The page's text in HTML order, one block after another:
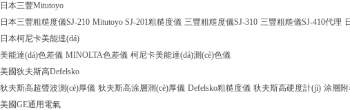
日本三豐Mitutoyo
日本三豐粗糙度儀SJ-210 Mitutoyo SJ-201粗糙度儀 三豐粗糙度儀SJ-310 三豐粗糙儀SJ-410代理
日本柯尼卡美能達(dá)
美能達(dá)色差儀 MINOLTA色差儀 柯尼卡美能達(dá)測(cè)色儀
美國狄夫斯高Defelsko
狄夫斯高超聲波測(cè)厚儀 狄夫斯高涂層測(cè)厚儀 Defelsko粗糙度儀 狄夫斯高硬度計(jì) 涂層附
美國GE通用電氣